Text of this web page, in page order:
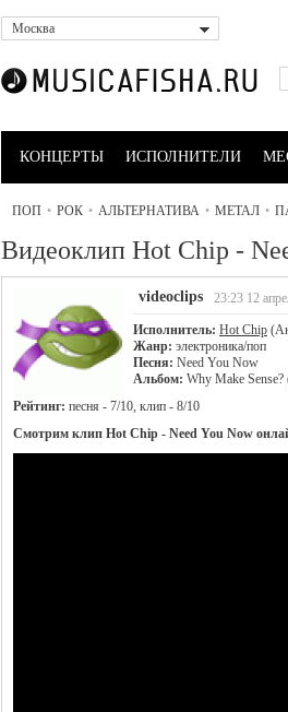
Москва
КОНЦЕРТЫ ИСПОЛНИТЕЛИ
ПОП • РОК • АЛЬТЕРНАТИВА • МЕТАЛ •
Видеоклип Hot Chip -
videoclips 23:23 12
Исполнитель: Hot Chip
Жанр: электроника/поп
Песня: Need You Now
Альбом: Why Make Sense?
Рейтинг: песня - 7/10, клип - 8/10
Смотрим клип Hot Chip - Need You Now